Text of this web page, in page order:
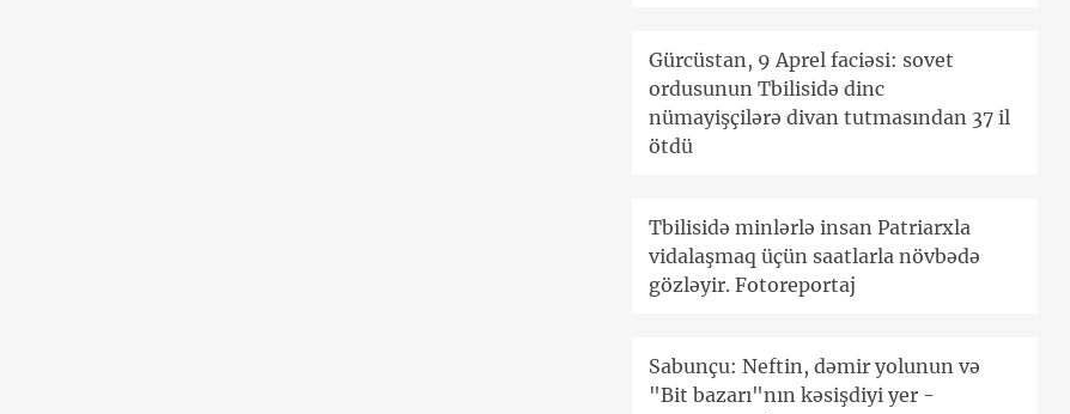
Gürcüstan, 9 Aprel faciəsi: sovet
ordusunun Tbilisidə dinc
nümayişçilərə divan tutmasından 37 il
ötdü
Tbilisidə minlərlə insan Patriarxla
vidalaşmaq üçün saatlarla növbədə
gözləyir. Fotoreportaj
Sabunçu: Neftin, dəmir yolunun və
"Bit bazarı"nın kəsişdiyi yer -